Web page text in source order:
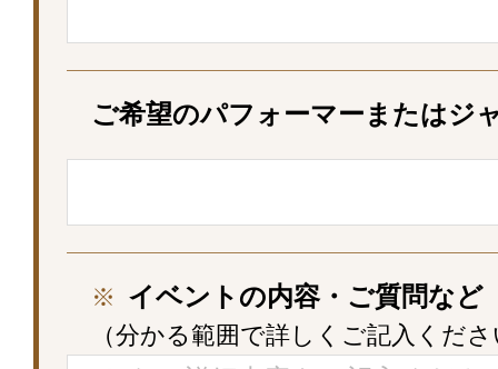
ご希望のパフォーマーまたはジ
※ イベントの内容・ご質問など
（分かる範囲で詳しくご記入くだ